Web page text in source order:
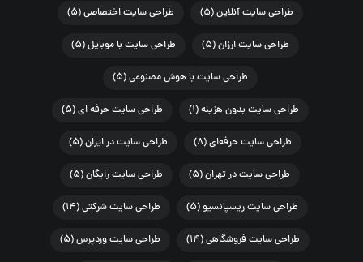
طراحی سایت آنلاین(۵) طراحی سایت اختصاصی(۵)
طراحی سایت ارزان(۵) طراحی سایت با موبایل(۵)
طراحی سایت با هوش مصنوعی(۵)
طراحی سایت بدون هزینه(۱) طراحی سایت حرفه ای(۵)
طراحی سایت حرفه‌ای(۸) طراحی سایت در ایران(۵)
طراحی سایت در تهران(۵) طراحی سایت رایگان(۵)
طراحی سایت ریسپانسیو(۵) طراحی سایت شرکتی(۱۴)
طراحی سایت فروشگاهی(۱۴) طراحی سایت وردپرس(۵)